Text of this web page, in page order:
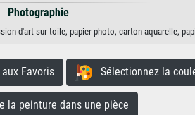
Photographie
d'art sur toile, papier photo, carton aquarelle,
Favoris Sélectionnez la
peinture dans une pièce